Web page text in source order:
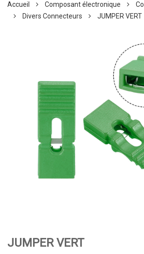
Accueil Composant électronique
Divers Connecteurs
JUMPER VERT
JUMPER VERT